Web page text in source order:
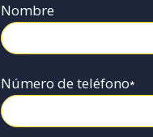
Nombre
Número de teléfono*